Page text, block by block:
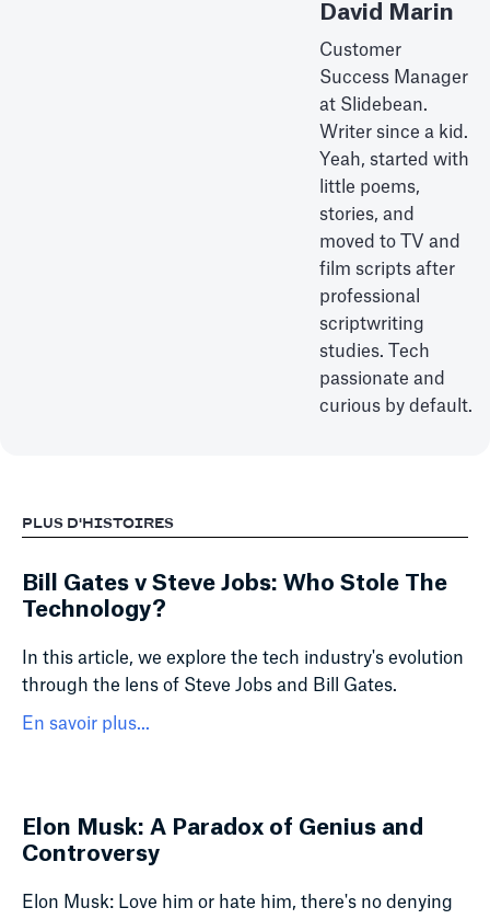
David Marin
Customer
Success Manager
at Slidebean.
Writer since a kid.
Yeah, started with
little poems,
stories, and
moved to TV and
film scripts after
professional
scriptwriting
studies. Tech
passionate and
curious by default.
PLUS D'HISTOIRES
Bill Gates v Steve Jobs: Who Stole The
Technology?
In this article, we explore the tech industry's evolution
through the lens of Steve Jobs and Bill Gates.
En savoir plus...
Elon Musk: A Paradox of Genius and
Controversy
Elon Musk: Love him or hate him, there's no denying